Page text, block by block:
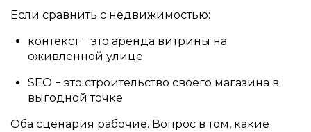
Если сравнить с недвижимостью:
контекст − это аренда витрины на
оживленной улице
SEO − это строительство своего магазина в
выгодной точке
Оба сценария рабочие. Вопрос в том, какие